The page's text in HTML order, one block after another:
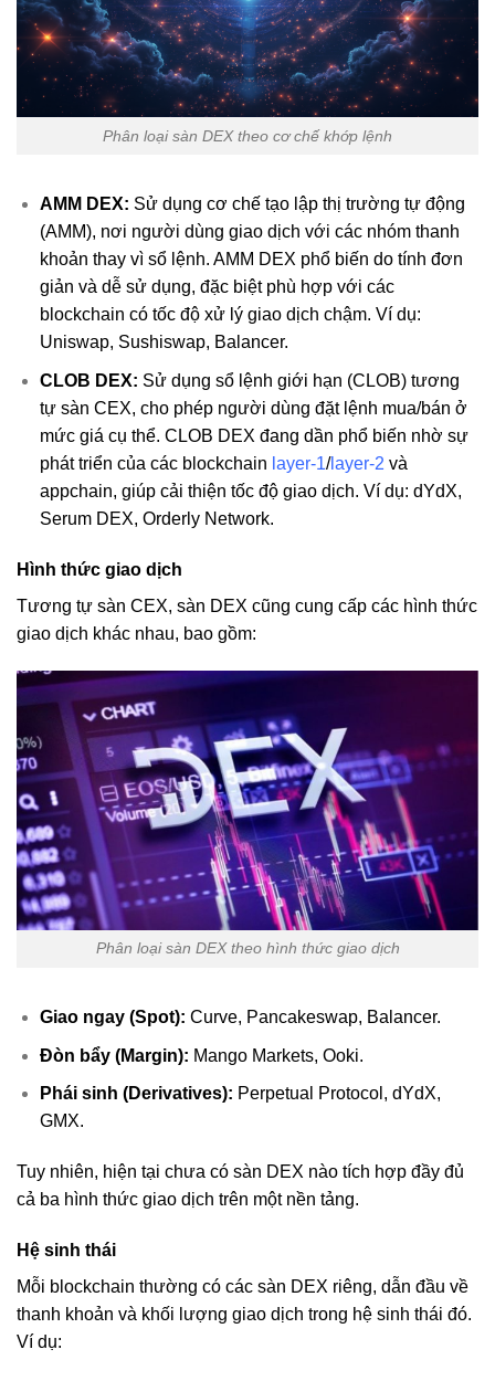
Phân loại sàn DEX theo cơ chế khớp lệnh
AMM DEX: Sử dụng cơ chế tạo lập thị trường tự động
(AMM), nơi người dùng giao dịch với các nhóm thanh
khoản thay vì sổ lệnh. AMM DEX phổ biến do tính đơn
giản và dễ sử dụng, đặc biệt phù hợp với các
blockchain có tốc độ xử lý giao dịch chậm. Ví dụ:
Uniswap, Sushiswap, Balancer.
CLOB DEX: Sử dụng sổ lệnh giới hạn (CLOB) tương
tự sàn CEX, cho phép người dùng đặt lệnh mua/bán ở
mức giá cụ thể. CLOB DEX đang dần phổ biến nhờ sự
phát triển của các blockchain layer-1/layer-2 và
appchain, giúp cải thiện tốc độ giao dịch. Ví dụ: dYdX,
Serum DEX, Orderly Network.
Hình thức giao dịch
Tương tự sàn CEX, sàn DEX cũng cung cấp các hình thức
giao dịch khác nhau, bao gồm:
Phân loại sàn DEX theo hình thức giao dịch
Giao ngay (Spot): Curve, Pancakeswap, Balancer.
Đòn bẩy (Margin): Mango Markets, Ooki.
Phái sinh (Derivatives): Perpetual Protocol, dYdX,
GMX.
Tuy nhiên, hiện tại chưa có sàn DEX nào tích hợp đầy đủ
cả ba hình thức giao dịch trên một nền tảng.
Hệ sinh thái
Mỗi blockchain thường có các sàn DEX riêng, dẫn đầu về
thanh khoản và khối lượng giao dịch trong hệ sinh thái đó.
Ví dụ: